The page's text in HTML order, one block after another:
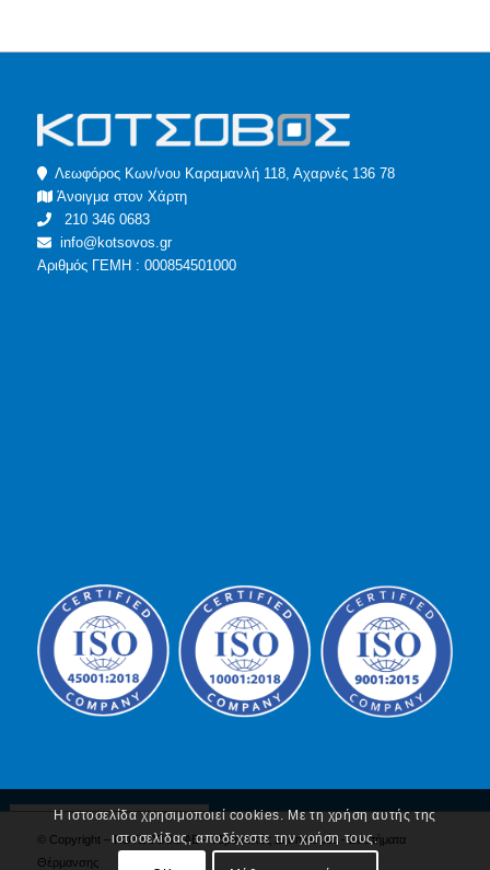
Λεωφόρος Κων/νου Καραμανλή 118, Αχαρνές 136 78
Άνοιγμα στον Χάρτη
210 346 0683
info@kotsovos.gr
Αριθμός ΓΕΜΗ : 000854501000
© Copyright – ΚΟΤΣΟΒΟΣ ΑΕ - Υδραυλικός Εξοπλισμός - Συστήματα
Θέρμανσης
Η ιστοσελίδα χρησιμοποιεί cookies. Με τη χρήση αυτής της
ιστοσελίδας, αποδέχεστε την χρήση τους.